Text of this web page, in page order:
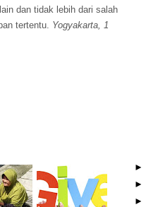
dan tidak lebih dari salah
tertentu. Yogyakarta, 1
►
►
►